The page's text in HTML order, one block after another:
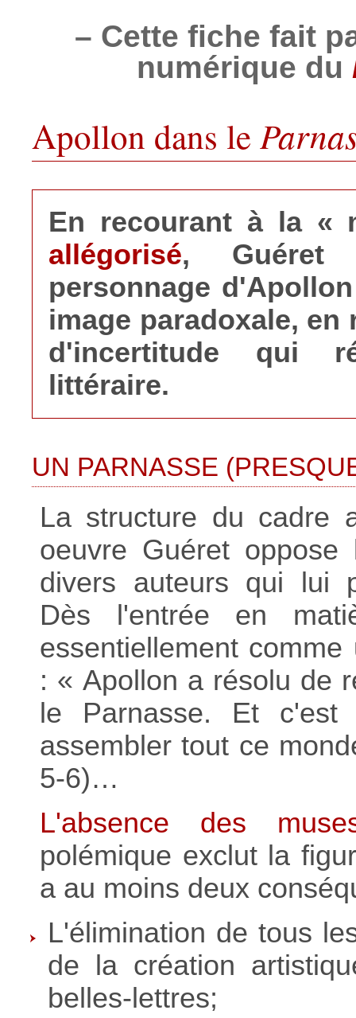
– Cette fiche fait
numérique du
Apollon dans le
En recourant à la «
allégorisé, Guéret
personnage
image paradoxale,
d'incertitude qui
littéraire.
UN PARNASSE
La structure du cadre
oeuvre Guéret
divers auteurs qui lui
Dès l'entrée en
essentiellement
: « Apollon a résolu de
le Parnasse. Et
assembler tout ce
5-6)…
L'absence des
polémique exclut la
a au moins deux
L'élimination de tous
de la création
belles-lettres;